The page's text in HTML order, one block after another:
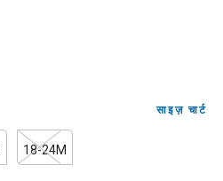
साइज़ चार्ट
18-24M